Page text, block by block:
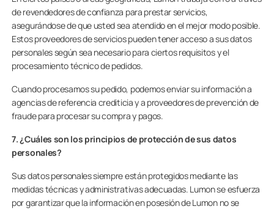
de revendedores de confianza para prestar servicios,
asegurándose de que usted sea atendido en el mejor modo posible.
Estos proveedores de servicios pueden tener acceso a sus datos
personales según sea necesario para ciertos requisitos y el
procesamiento técnico de pedidos.
Cuando procesamos su pedido, podemos enviar su información a
agencias de referencia crediticia y a proveedores de prevención de
fraude para procesar su compra y pagos.
7. ¿Cuáles son los principios de protección de sus datos
personales?
Sus datos personales siempre están protegidos mediante las
medidas técnicas y administrativas adecuadas. Lumon se esfuerza
por garantizar que la información en posesión de Lumon no se